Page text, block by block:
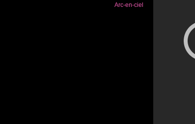
Arc-en-ciel